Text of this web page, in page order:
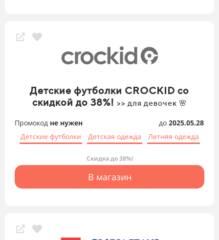
Детские футболки CROCKID со
скидкой до 38%! >> для девочек 🌸
Промокод не нужен до 2025.05.28
Детские футболки
Детская одежда Летняя одежда
Скидка до 38%!
В магазин